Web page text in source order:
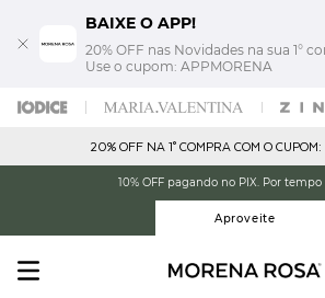
BAIXE O APP!
20% OFF nas Novidades na sua 1°
Use o cupom: APPMORENA
20% OFF NA 1° COMPRA COM O
10% OFF pagando no PIX. Por
Aproveite